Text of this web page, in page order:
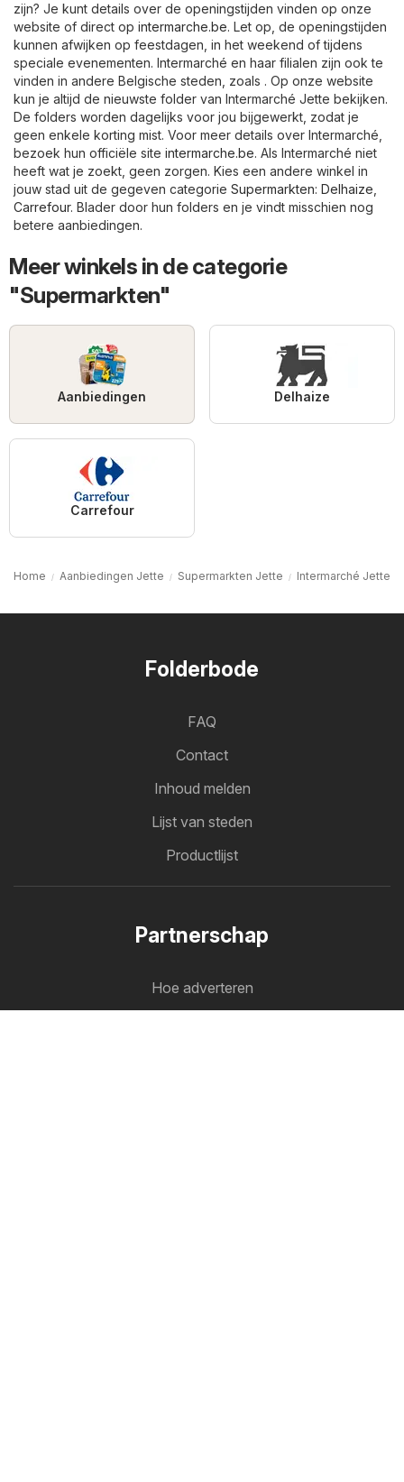
zijn? Je kunt details over de openingstijden vinden op onze
website of direct op intermarche.be. Let op, de openingstijden
kunnen afwijken op feestdagen, in het weekend of tijdens
speciale evenementen. Intermarché en haar filialen zijn ook te
vinden in andere Belgische steden, zoals . Op onze website
kun je altijd de nieuwste folder van Intermarché Jette bekijken.
De folders worden dagelijks voor jou bijgewerkt, zodat je
geen enkele korting mist. Voor meer details over Intermarché,
bezoek hun officiële site intermarche.be. Als Intermarché niet
heeft wat je zoekt, geen zorgen. Kies een andere winkel in
jouw stad uit de gegeven categorie Supermarkten: Delhaize
Carrefour. Blader door hun folders en je vindt misschien nog
betere aanbiedingen.
Meer winkels in de categorie
"Supermarkten"
Aanbiedingen Delhaize
Carrefour
Home Aanbiedingen Jette Supermarkten Jette Intermarché Jette
Folderbode
FAQ
Contact
Inhoud melden
Lijst van steden
Productlijst
Partnerschap
Hoe adverteren